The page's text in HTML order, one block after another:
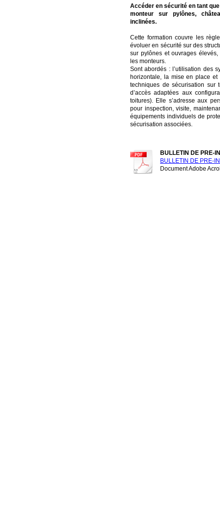
Accéder en sécurité en tant
monteur sur pylônes,
inclinées.
Cette formation couvre les
évoluer en sécurité sur des
sur pylônes et ouvrages
les monteurs.
Sont abordés : l’utilisation des
horizontale, la mise en place
techniques de sécurisation sur
d’accès adaptées aux
toitures). Elle s’adresse aux
pour inspection, visite,
équipements individuels de
sécurisation associées.
BULLETIN DE PRE-
BULLETIN DE PRE-
Document Adobe